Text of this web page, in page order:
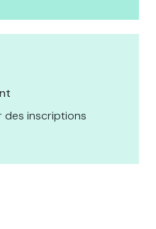
des inscriptions